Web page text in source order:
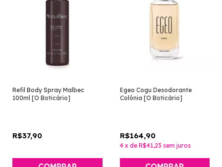
Refil Body Spray Malbec
100ml [O Boticário]
R$37,90
Egeo Cogu Desodorante
Colônia [O Boticário]
R$164,90
4 x de R$41,23 sem juros